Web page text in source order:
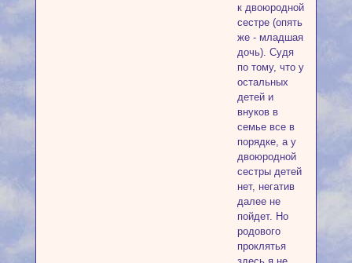
к двоюродной
сестре (опять
же - младшая
дочь). Судя
по тому, что у
остальных
детей и
внуков в
семье все в
порядке, а у
двоюродной
сестры детей
нет, негатив
далее не
пойдет. Но
родового
проклятья